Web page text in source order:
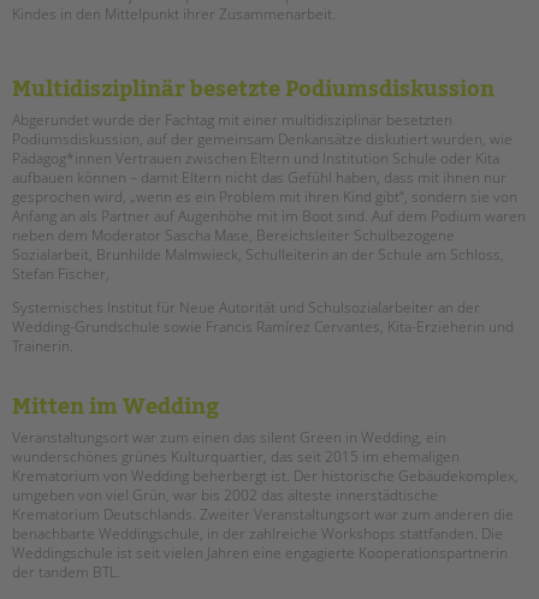
Kindes in den Mittelpunkt ihrer Zusammenarbeit.
Multidisziplinär besetzte Podiumsdiskussion
Abgerundet wurde der Fachtag mit einer multidisziplinär besetzten
Podiumsdiskussion, auf der gemeinsam Denkansätze diskutiert wurden, wie
Pädagog*innen Vertrauen zwischen Eltern und Institution Schule oder Kita
aufbauen können – damit Eltern nicht das Gefühl haben, dass mit ihnen nur
gesprochen wird, „wenn es ein Problem mit ihren Kind gibt“, sondern sie von
Anfang an als Partner auf Augenhöhe mit im Boot sind. Auf dem Podium waren
neben dem Moderator Sascha Mase, Bereichsleiter Schulbezogene
Sozialarbeit, Brunhilde Malmwieck, Schulleiterin an der Schule am Schloss,
Stefan Fischer,
Systemisches Institut für Neue Autorität und Schulsozialarbeiter an der
Wedding-Grundschule sowie Francis Ramírez Cervantes, Kita-Erzieherin und
Trainerin.
Mitten im Wedding
Veranstaltungsort war zum einen das silent Green in Wedding, ein
wunderschönes grünes Kulturquartier, das seit 2015 im ehemaligen
Krematorium von Wedding beherbergt ist. Der historische Gebäudekomplex,
umgeben von viel Grün, war bis 2002 das älteste innerstädtische
Krematorium Deutschlands. Zweiter Veranstaltungsort war zum anderen die
benachbarte Weddingschule, in der zahlreiche Workshops stattfanden. Die
Weddingschule ist seit vielen Jahren eine engagierte Kooperationspartnerin
der tandem BTL.